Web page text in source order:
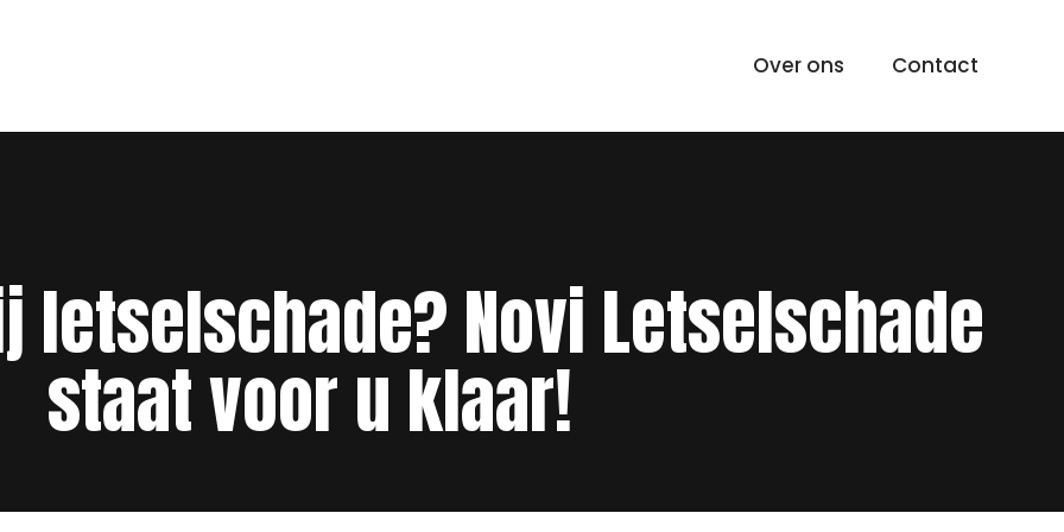
Over ons Contact
letselschade? Novi Letselschade
staat voor u klaar!